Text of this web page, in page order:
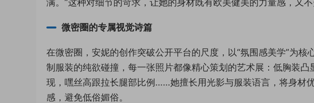
满。”这种对细节的苛求，让她的身材既有欧美健美的力量感，又不
微密圈的专属视觉诗篇
在微密圈，安妮的创作突破公开平台的尺度，以“氛围感美学”为
制服装的纯欲碰撞，每一张照片都像精心策划的艺术展：低胸装
现，嘿丝高跟拉长腿部比例……她擅长用光影与服装语言，将身材
感，避免低俗媚俗。